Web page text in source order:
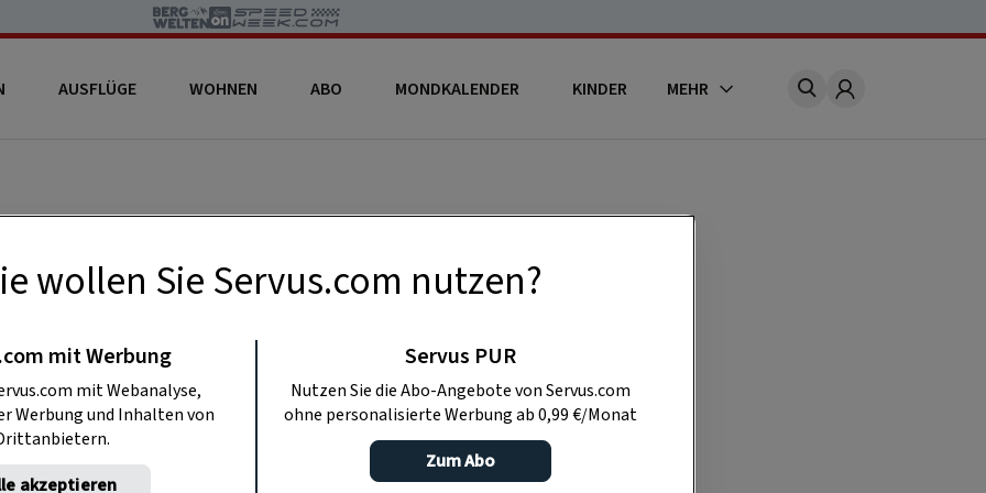
AUSFLÜGE WOHNEN ABO MONDKALENDER KINDER MEHR Account
Freude bereiten. Womit? Das verraten wir hier:
Extras versandkostenfrei zum Vorteilspreis
wollen Sie Servus.com nutzen?
mit Werbung
mit Webanalyse,
Werbung und Inhalten von
akzeptieren
Servus PUR
Nutzen Sie die Abo-Angebote von Servus.com
ohne personalisierte Werbung ab 0,99 €/Monat
Zum Abo